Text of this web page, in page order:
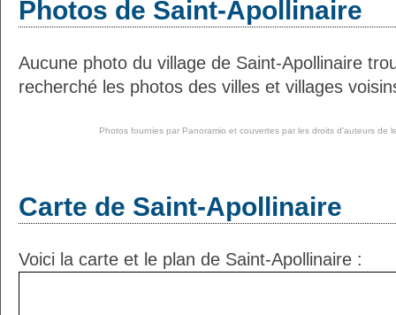
Photos de Saint-Apollinaire
Aucune photo du village de Saint-Apollinaire
recherché les photos des villes et villages
Photos fournies par Panoramio et couvertes par les droits d'auteurs de
Carte de Saint-Apollinaire
Voici la carte et le plan de Saint-Apollinaire :